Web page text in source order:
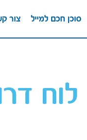
צור סוכן חכם למייל
לוח